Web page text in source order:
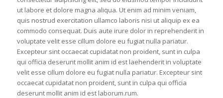
ut labore et dolore magna aliqua. Ut enim ad minim veniam,
quis nostrud exercitation ullamco laboris nisi ut aliquip ex ea
commodo consequat. Duis aute irure dolor in reprehenderit in
voluptate velit esse cillum dolore eu fugiat nulla pariatur.
Excepteur sint occaecat cupidatat non proident, sunt in culpa
qui officia deserunt mollit anim id est laehenderit in voluptate
velit esse cillum dolore eu fugiat nulla pariatur. Excepteur sint
occaecat cupidatat non proident, sunt in culpa qui officia
deserunt mollit anim id est laborum.rum.